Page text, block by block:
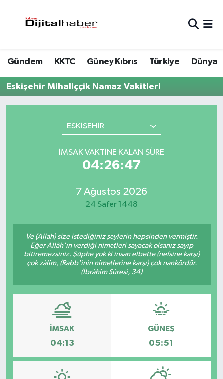
Gündem KKTC Güney Kıbrıs Türkiye Dünya
Eskişehir Mihaliççik Namaz Vakitleri
ESKİŞEHİR
İMSAK VAKTINE KALAN SÜRE
04:26:47
7 Ağustos 2026
24 Safer 1448
Ve (Allah) size istediğiniz şeylerin hepsinden vermiştir.
Eğer Allâh'ın verdiği nimetleri sayacak olsanız sayıp
bitiremezsiniz. Şüphe yok ki insan elbette (nefsine karşı)
çok zâlim, (Rabb'inin nimetlerine karşı) çok nankördür.
(İbrâhîm Sûresi, 34)
İMSAK
04:13
GÜNEŞ
05:51
Trafik Durumu
Süper Lig Puan Durumu ve Fikstür